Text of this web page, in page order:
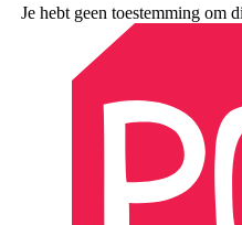
Je hebt geen toestemming om